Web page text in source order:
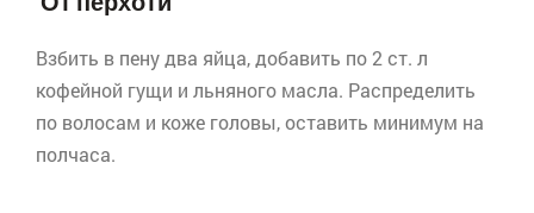
Взбить в пену два яйца, добавить по 2 ст. л
кофейной гущи и льняного масла. Распределить
по волосам и коже головы, оставить минимум на
полчаса.